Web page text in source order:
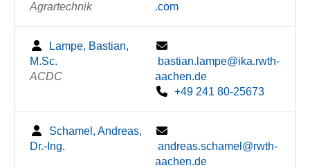
Agrartechnik
.com
Lampe, Bastian,
M.Sc.
ACDC
bastian.lampe@ika.rwth-
aachen.de
+49 241 80-25673
Schamel, Andreas,
Dr.-Ing.
andreas.schamel@rwth-
aachen.de